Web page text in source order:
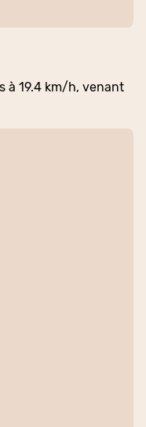
à 19.4 km/h, venant